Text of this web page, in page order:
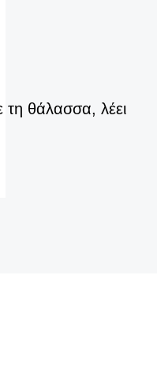
θάλασσα, λέει